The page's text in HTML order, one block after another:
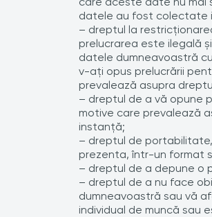
datele au fost colectate
– dreptul la
prelucrarea este ilegală
datele dumneavoastră
v-aţi opus prelucrării
prevalează asupra
– dreptul de a vă opune
motive care prevalează
instanţă;
– dreptul de
prezenta, într-un format
– dreptul de a depune o
– dreptul de a nu face
dumneavoastră sau vă
individual de muncă sau